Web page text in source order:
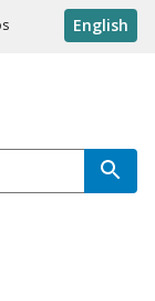
English